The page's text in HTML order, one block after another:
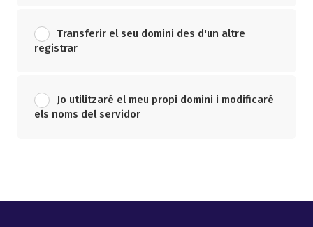
Transferir el seu domini des d'un altre
registrar
Jo utilitzaré el meu propi domini i modificaré
els noms del servidor